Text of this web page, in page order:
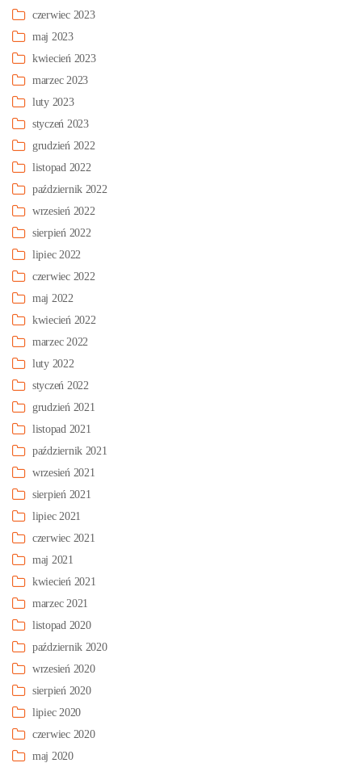
czerwiec 2023
maj 2023
kwiecień 2023
marzec 2023
luty 2023
styczeń 2023
grudzień 2022
listopad 2022
październik 2022
wrzesień 2022
sierpień 2022
lipiec 2022
czerwiec 2022
maj 2022
kwiecień 2022
marzec 2022
luty 2022
styczeń 2022
grudzień 2021
listopad 2021
październik 2021
wrzesień 2021
sierpień 2021
lipiec 2021
czerwiec 2021
maj 2021
kwiecień 2021
marzec 2021
listopad 2020
październik 2020
wrzesień 2020
sierpień 2020
lipiec 2020
czerwiec 2020
maj 2020